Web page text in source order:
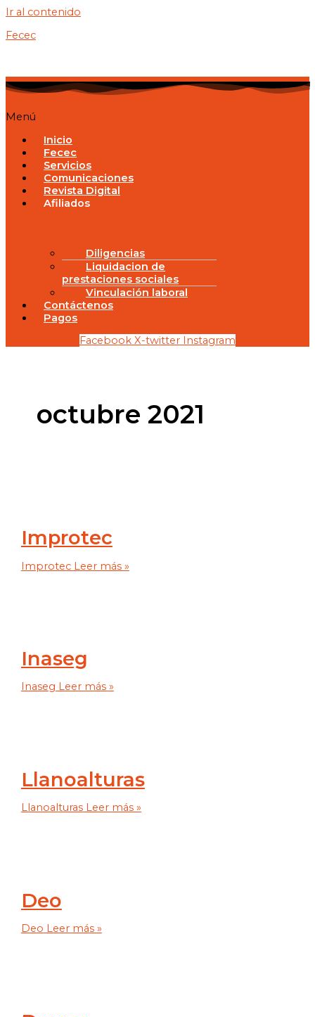
Ir al contenido
Fecec
Menú
Inicio
Fecec
Servicios
Comunicaciones
Revista Digital
Afiliados
Diligencias
Liquidacion de
prestaciones sociales
Vinculación laboral
Contáctenos
Pagos
Facebook X-twitter Instagram
octubre 2021
Improtec
ImprotecLeer más »
Inaseg
Inaseg Leer más »
Llanoalturas
LlanoalturasLeer más »
Deo
Deo Leer más »